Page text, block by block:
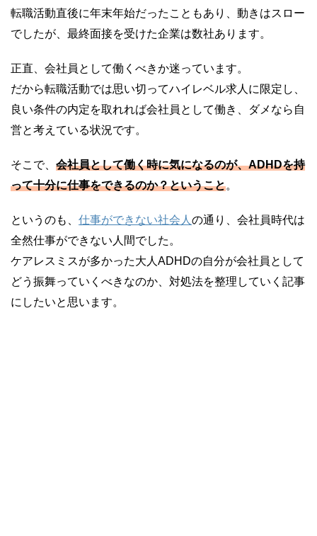
転職活動直後に年末年始だったこともあり、動きはスロー
でしたが、最終面接を受けた企業は数社あります。
正直、会社員として働くべきか迷っています。
だから転職活動では思い切ってハイレベル求人に限定し、
良い条件の内定を取れれば会社員として働き、ダメなら自
営と考えている状況です。
そこで、 会社員として働く時に気になるのが、ADHDを持
って十分に仕事をできるのか？ということ。
というのも、 仕事ができない社会人の通り、会社員時代は
全然仕事ができない人間でした。
ケアレスミスが多かった大人ADHDの自分が会社員として
どう振舞っていくべきなのか、対処法を整理していく記事
にしたいと思います。